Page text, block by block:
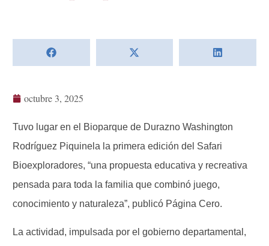
octubre 3, 2025
Tuvo lugar en el Bioparque de Durazno Washington
Rodríguez Piquinela la primera edición del Safari
Bioexploradores, “una propuesta educativa y recreativa
pensada para toda la familia que combinó juego,
conocimiento y naturaleza”, publicó Página Cero.
La actividad, impulsada por el gobierno departamental,